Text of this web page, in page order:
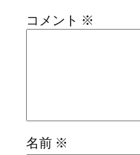
コメント ※
名前 ※